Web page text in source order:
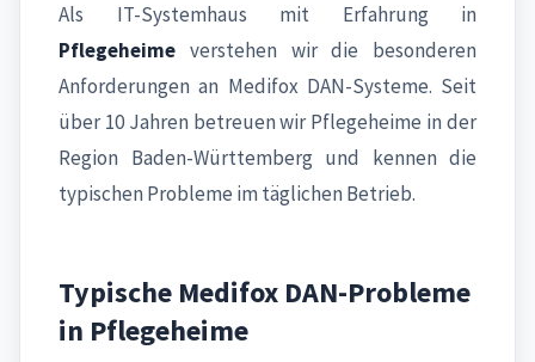
Als IT-Systemhaus mit Erfahrung in
Pflegeheime verstehen wir die besonderen
Anforderungen an Medifox DAN-Systeme. Seit
über 10 Jahren betreuen wir Pflegeheime in der
Region Baden-Württemberg und kennen die
typischen Probleme im täglichen Betrieb.
Typische Medifox DAN-Probleme
in Pflegeheime